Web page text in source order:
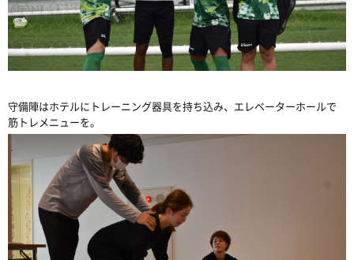
守備陣はホテルにトレーニング器具を持ち込み、エレベーターホールで
筋トレメニューを。